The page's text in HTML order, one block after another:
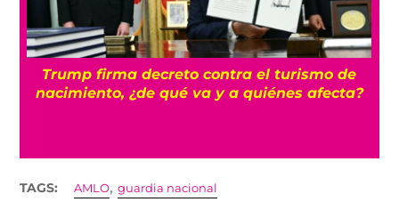
Trump firma decreto contra el turismo de
nacimiento, ¿de qué va y a quiénes afecta?
TAGS: AMLO,guardia nacional